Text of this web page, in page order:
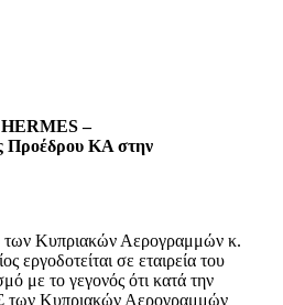
HERMES –
Προέδρου ΚΑ στην
των Κυπριακών Αερογραμμών κ.
εργοδοτείται σε εταιρεία του
με το γεγονός ότι κατά την
των Κυπριακών Αερογραμμών